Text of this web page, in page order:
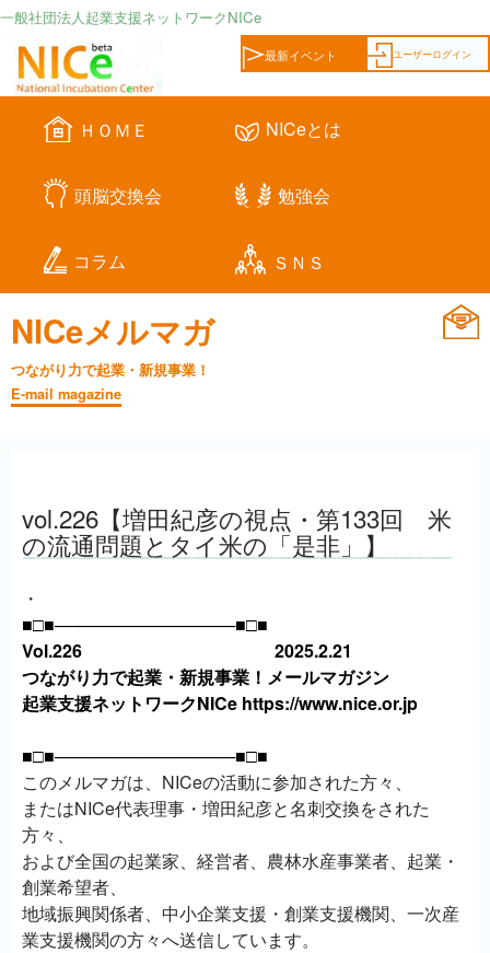
一般社団法人起業支援ネットワークNICe
ユーザーログイン
最新イベント
ＨＯＭＥ NICeとは
頭脳交換会 勉強会
コラム ＳＮＳ
NICeメルマガ
つながり力で起業・新規事業！
E-mail magazine
vol.226【増田紀彦の視点・第133回 米
の流通問題とタイ米の「是非」】
・
■□■───────────────■□■
Vol.226 2025.2.21
つながり力で起業・新規事業！メールマガジン
起業支援ネットワークNICe https://www.nice.or.jp
■□■───────────────■□■
このメルマガは、NICeの活動に参加された方々、
またはNICe代表理事・増田紀彦と名刺交換をされた
方々、
および全国の起業家、経営者、農林水産事業者、起業・
創業希望者、
地域振興関係者、中小企業支援・創業支援機関、一次産
業支援機関の方々へ送信しています。